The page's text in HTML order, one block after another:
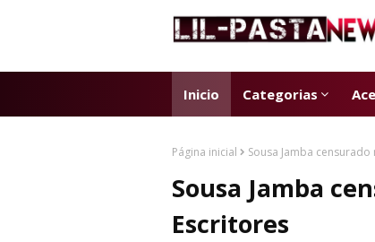
Inicio Categorias
Página inicial Sousa Jamba
Sousa Jamba
Escritores